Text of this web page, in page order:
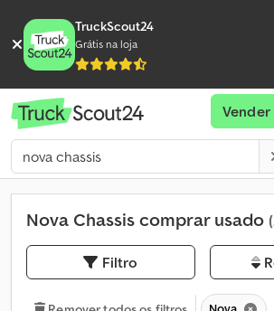
TruckScout24
Grátis na loja
Vender
Nova Chassis comprar usado
Filtro